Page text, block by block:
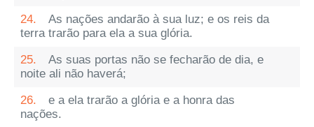
24.
As nações andarão à sua luz; e os reis da
terra trarão para ela a sua glória.
25.
As suas portas não se fecharão de dia, e
noite ali não haverá;
26.
e a ela trarão a glória e a honra das
nações.